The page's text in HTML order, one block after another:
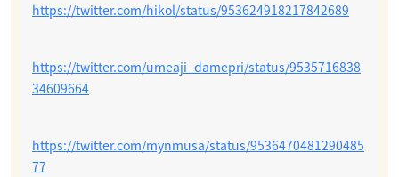
https://twitter.com/hikol/status/953624918217842689
https://twitter.com/umeaji_damepri/status/9535716838
34609664
https://twitter.com/mynmusa/status/9536470481290485
77